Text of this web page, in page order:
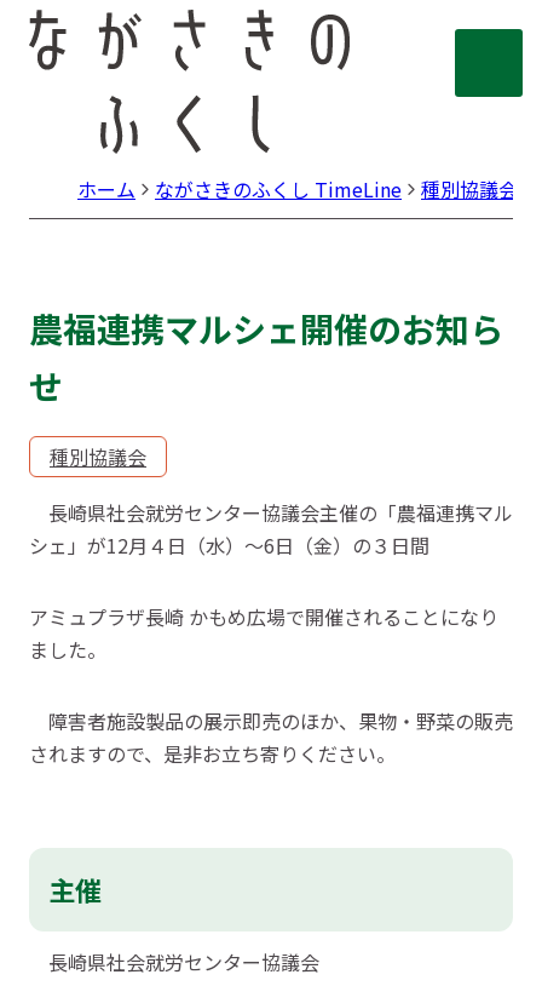
ホーム ながさきのふくし TimeLine 種別協議会
農福連携マルシェ開催のお知ら
せ
種別協議会
長崎県社会就労センター協議会主催の「農福連携マル
シェ」が12月４日（水）～6日（金）の３日間
アミュプラザ長崎 かもめ広場で開催されることになり
ました。
障害者施設製品の展示即売のほか、果物・野菜の販売
されますので、是非お立ち寄りください。
主催
長崎県社会就労センター協議会